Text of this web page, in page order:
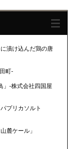
漬け込んだ鶏の唐
町-
」-株式会社四国屋
プリカソルト
麓ケール」